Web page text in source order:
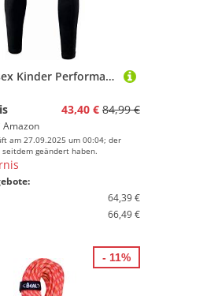
Erima Unisex Kinder Performance Winter Laufhose (8290704), schwarz, 140
43,40 € 84,99 €
Amazon
am 27.09.2025 um 00:04; der
seitdem geändert haben.
64,39 €
66,49 €
- 11%